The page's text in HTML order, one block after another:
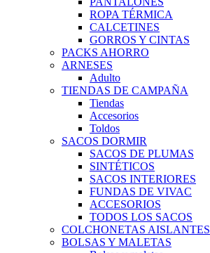
ROPA TÉRMICA
CALCETINES
GORROS Y CINTAS
PACKS AHORRO
ARNESES
Adulto
TIENDAS DE CAMPAÑA
Tiendas
Accesorios
Toldos
SACOS DORMIR
SACOS DE PLUMAS
SINTÉTICOS
SACOS INTERIORES
FUNDAS DE VIVAC
ACCESORIOS
TODOS LOS SACOS
COLCHONETAS AISLANTES
BOLSAS Y MALETAS